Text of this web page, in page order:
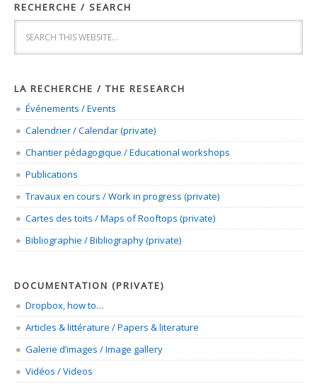
RECHERCHE / SEARCH
LA RECHERCHE / THE RESEARCH
Événements / Events
Calendrier / Calendar (private)
Chantier pédagogique / Educational workshops
Publications
Travaux en cours / Work in progress (private)
Cartes des toits / Maps of Rooftops (private)
Bibliographie / Bibliography (private)
DOCUMENTATION (PRIVATE)
Dropbox, how to…
Articles & littérature / Papers & literature
Galerie d’images / Image gallery
Vidéos / Videos